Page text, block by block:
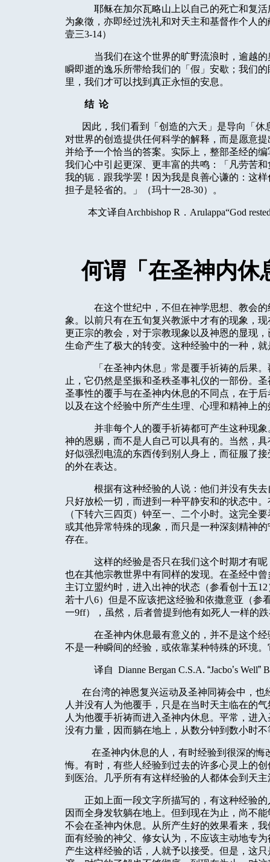
耶稣在加尔瓦略山上以自己的死亡和复
为象徵，亦即经过洗礼和对天主和基督作个人
壹三3-14）
当我们在这个世界的旷野流浪时，逾越
瞬即逝的逸乐所带给我们的「假」安歇；我们
里，我们才可以找到真正永恒的安息。
结 论
因此，我们看到「创造的六天」是导向「
对世界的创造提供任何科学的解释，而是愿意
并给予一个恰当的答案。实际上，整部圣经的
我们心中引起更深、更丰富的共鸣：「凡劳苦
我的轭．跟我学罢！因为我是良善心谦的：这
担子是轻省的。」（玛十一28-30）。
本文译自Archbishop R．Arulappa“God
何谓「在圣神内休
在这个世纪中，不但在神学思想、教会
象。以前只有在五旬复兴教派中才有的现象，
更正宗的教会，对于宗教现象以及神恩的显现
生命产生了极大的转变。这种经验中的一种，
「在圣神内休息」常是覆手祈祷的后果
止，它仍然是坚振和圣秩圣事礼仪的一部份。
圣事性的覆手与在圣神内休息的不同点，在于
以及在这个经验中所产生生理、心理和精神上的
并非每个人的覆手祈祷都可产生这种现
神的恩赐，而不是人自己可以具有的。当然，
好似强烈电流的东西传到别人身上，而征服了
的外在表达。
根据有这种经验的人说：他们并没有失
只好放松一切，而进到一种平静安和的状态中
（下转六三四页） 钟至一、二个小时。这完全
或其他异常特殊的现象，而只是一种深刻精神
存在。
这样的经验是否只在我们这个时期才有
也在其他宗教世界中有同样的发现。在圣经中
主订立盟约时，进入出神的状态（参看创十五
若十八6）但是不应该把这经验和依撒意亚（参
一9ff），虽然，后者曾提到他有如死人一样的
在圣神内休息最有意义的，并不是这个
不是一种瞬间的经验，或依靠某种特殊的环境
译自 Dianne Bergan C.S.A. “Jacbo’s Well”
在台湾的神恩复兴运动及圣神同祷会中，
人并没有人为他覆手，只是在当时天主临在的
人为他覆手祈祷而进入圣神内休息。平常，进
没有力量，因而躺在地上，从数分钟到数小时不
在圣神内休息的人，有时经验到很深的
悔。有时，有些人经验到过去的许多心灵上的
到医治。几乎所有有这样经验的人都体会到天
正如上面一段文字所描写的，有这种经验
因而全身发软躺在地上。但到现在为止，尚不
不会在圣神内休息。从所产生好的效果看来，
面有经验的神父、修女认为，不应该主动地专
产生这样经验的话，人就予以接受。但是，这